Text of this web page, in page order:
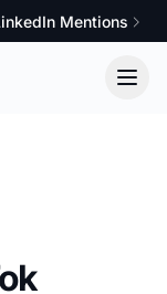
Mentions